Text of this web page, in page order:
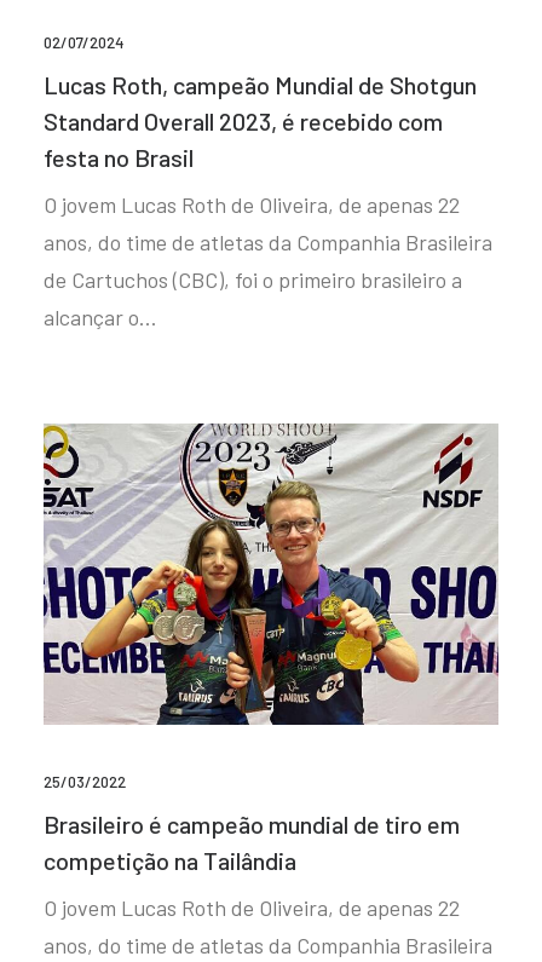
02/07/2024
Lucas Roth, campeão Mundial de Shotgun
Standard Overall 2023, é recebido com
festa no Brasil
O jovem Lucas Roth de Oliveira, de apenas 22
anos, do time de atletas da Companhia Brasileira
de Cartuchos (CBC), foi o primeiro brasileiro a
alcançar o…
25/03/2022
Brasileiro é campeão mundial de tiro em
competição na Tailândia
O jovem Lucas Roth de Oliveira, de apenas 22
anos, do time de atletas da Companhia Brasileira